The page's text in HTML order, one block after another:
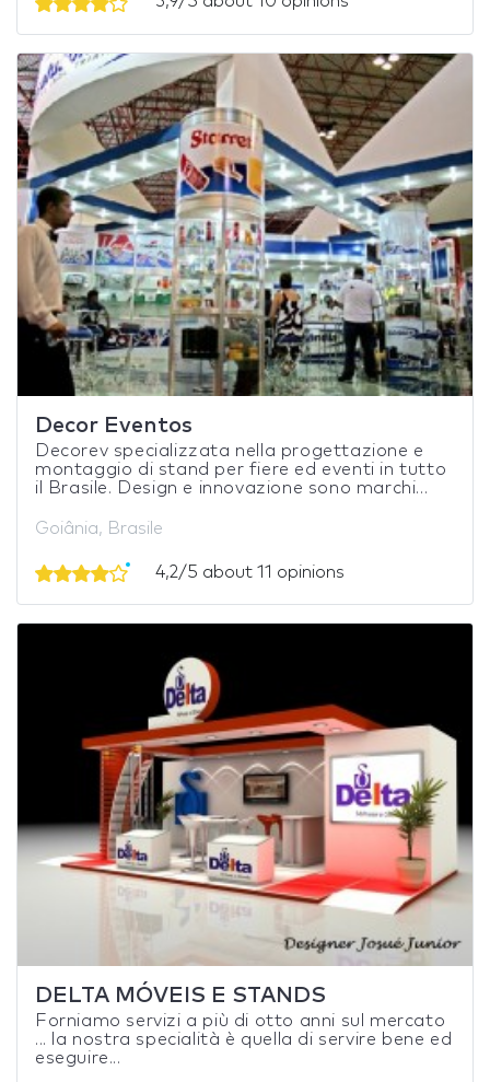
Decor Eventos
Decorev specializzata nella progettazione e
montaggio di stand per fiere ed eventi in tutto
il Brasile. Design e innovazione sono marchi...
Goiânia, Brasile
4,2/5 about 11 opinions
DELTA MÓVEIS E STANDS
Forniamo servizi a più di otto anni sul mercato
... la nostra specialità è quella di servire bene ed
eseguire...